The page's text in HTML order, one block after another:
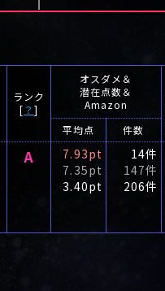
ランク
[ ？]
オスダメ＆
潜在点数＆
Amazon
平均点 件数
A
7.93pt
7.35pt
3.40pt
14件
147件
206件